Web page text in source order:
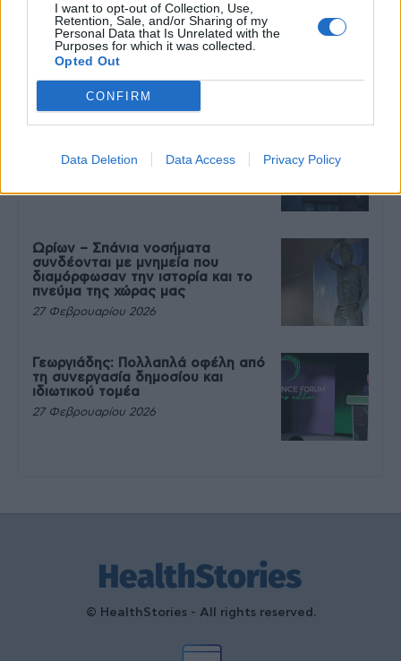
I want to opt-out of Collection, Use,
Retention, Sale, and/or Sharing of my
Personal Data that Is Unrelated with the
Purposes for which it was collected.
Opted Out
CONFIRM
Data Deletion Data Access Privacy Policy
Πάνω από 100 μωρά έχουν
γεννηθεί μέσω εξωσωματικής, με
την υποστήριξη της Be-Live
27 Φεβρουαρίου 2026
πάντα μετά την άσκηση
Ωρίων – Σπάνια νοσήματα
συνδέονται με μνημεία που
διαμόρφωσαν την ιστορία και το
πνεύμα της χώρας μας
27 Φεβρουαρίου 2026
Γεωργιάδης: Πολλαπλά οφέλη από
τη συνεργασία δημοσίου και
ιδιωτικού τομέα
27 Φεβρουαρίου 2026
© HealthStories - All rights reserved.